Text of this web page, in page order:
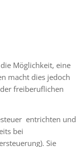
Möglichkeit, eine
macht dies jedoch
der freiberuflichen
entrichten und
bei
Sie